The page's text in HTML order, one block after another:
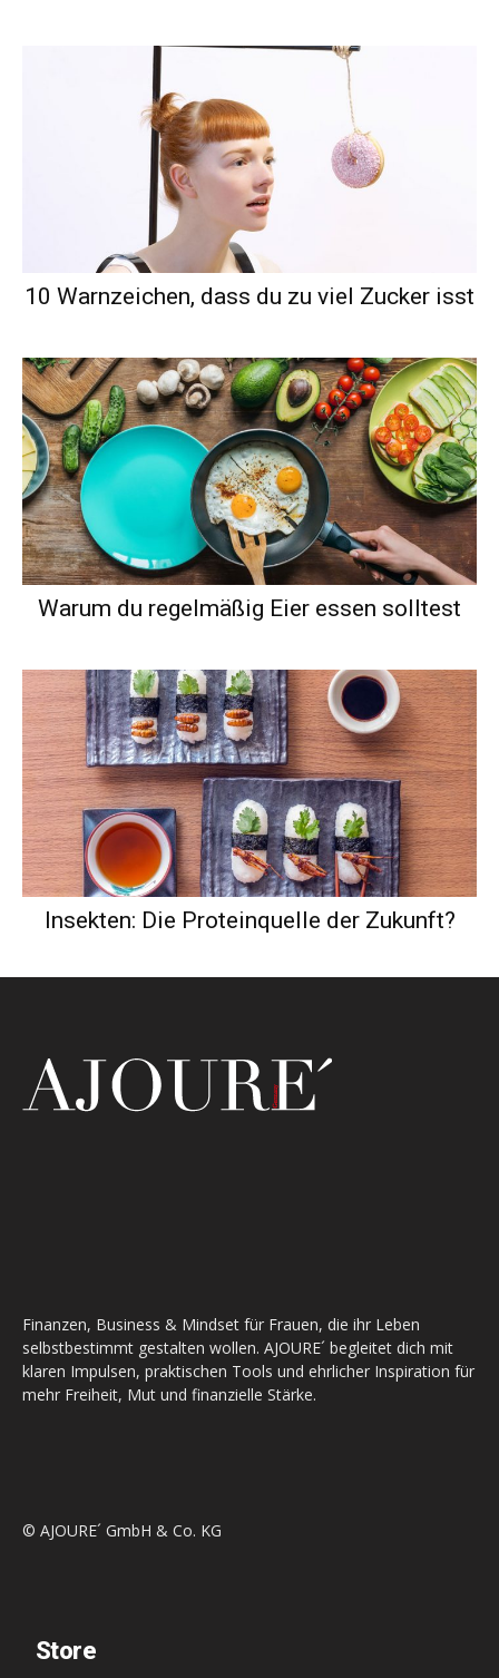
10 Warnzeichen, dass du zu viel Zucker isst
Warum du regelmäßig Eier essen solltest
Insekten: Die Proteinquelle der Zukunft?
Finanzen, Business & Mindset für Frauen, die ihr Leben
selbstbestimmt gestalten wollen. AJOURE´ begleitet dich mit
klaren Impulsen, praktischen Tools und ehrlicher Inspiration für
mehr Freiheit, Mut und finanzielle Stärke.
© AJOURE´ GmbH & Co. KG
Store